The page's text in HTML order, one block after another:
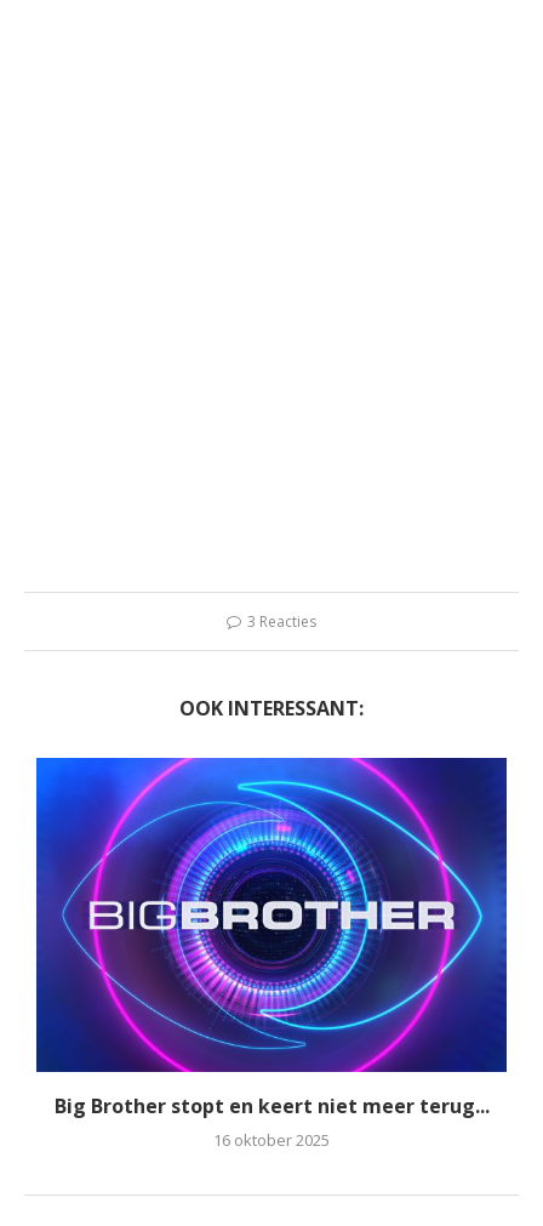
3 Reacties
OOK INTERESSANT:
Big Brother stopt en keert niet meer terug...
16 oktober 2025